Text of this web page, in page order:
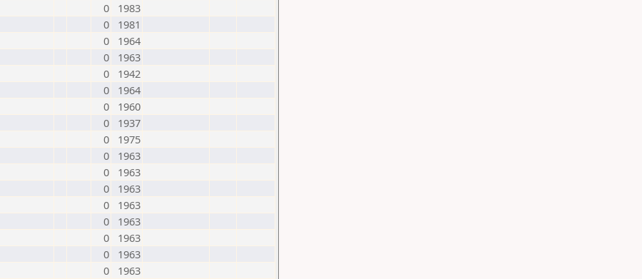
0
1983
0
1981
0
1964
0
1963
0
1942
0
1964
0
1960
0
1937
0
1975
0
1963
0
1963
0
1963
0
1963
0
1963
0
1963
0
1963
0
1963